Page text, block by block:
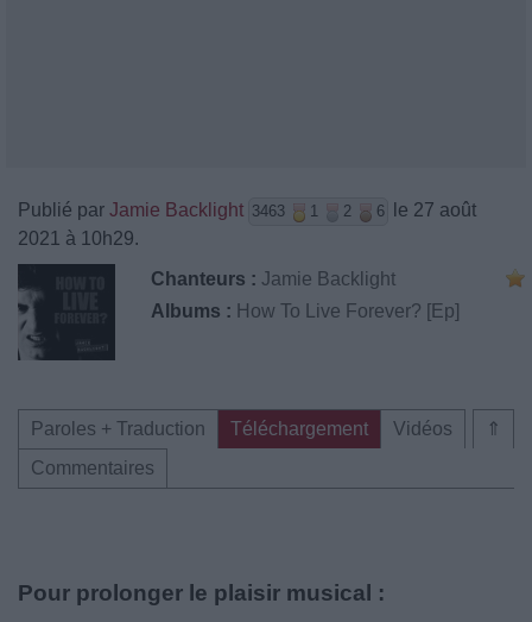
Publié par Jamie Backlight 3463 1 2 6
le 27 août
2021 à 10h29.
Chanteurs : Jamie Backlight
Albums : How To Live Forever? [Ep]
⇑
Paroles + Traduction Téléchargement
Vidéos
Commentaires
Pour prolonger le plaisir musical :